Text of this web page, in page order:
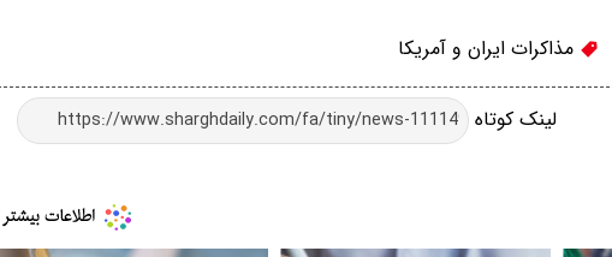
مذاکرات ایران و آمریکا
لینک کوتاه